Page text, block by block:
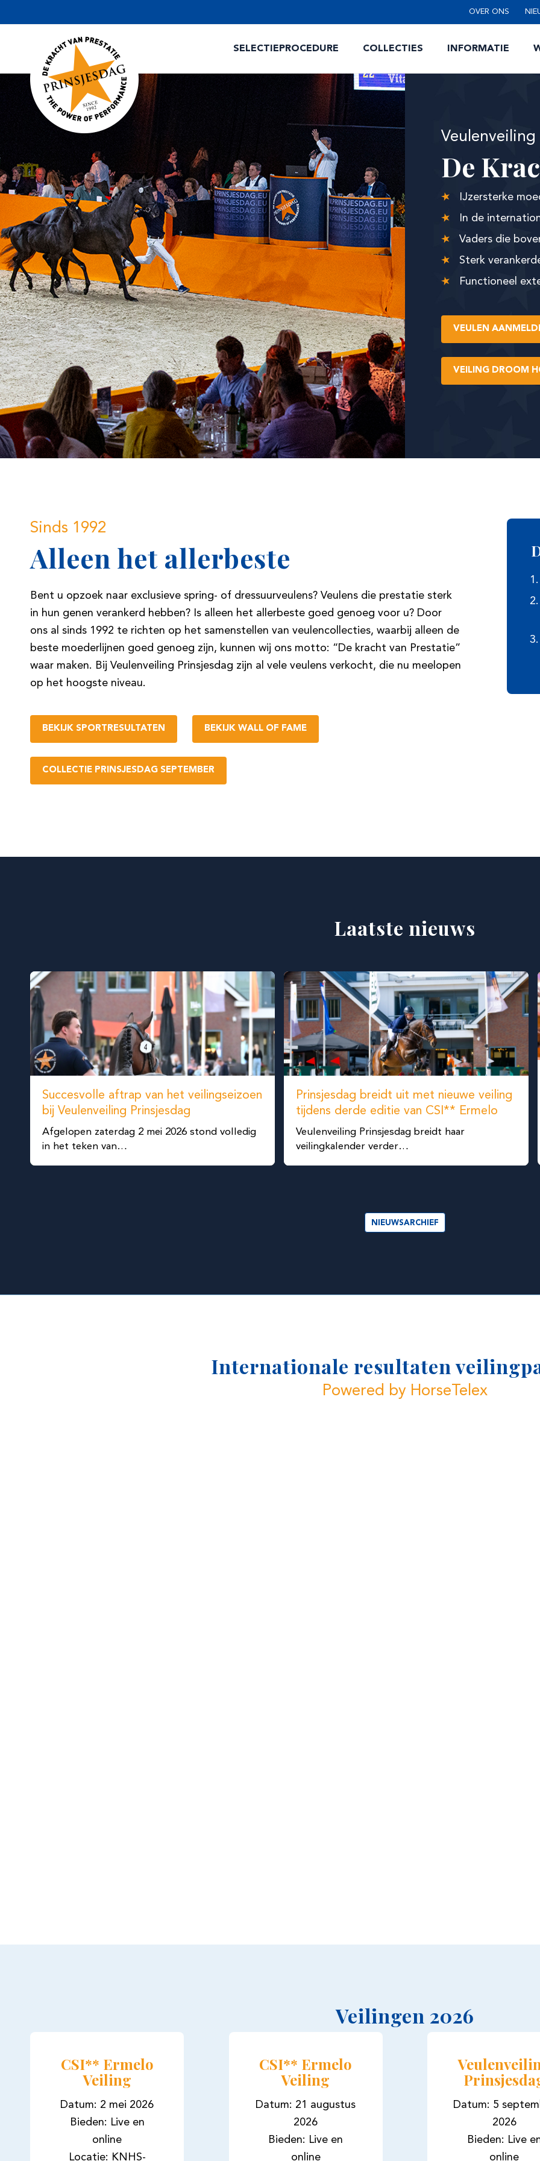
OVER ONS
SELECTIEPROCEDURE COLLECTIES INFORMATIE
Veulenveiling
De
IJzersterke
In de
Vaders die
Sterk
Functioneel
VEULEN
VEILING DROOM
Sinds 1992
Alleen het allerbeste
Bent u opzoek naar exclusieve spring- of dressuurveulens? Veulens die prestatie sterk
in hun genen verankerd hebben? Is alleen het allerbeste goed genoeg voor u? Door
ons al sinds 1992 te richten op het samenstellen van veulencollecties, waarbij alleen de
beste moederlijnen goed genoeg zijn, kunnen wij ons motto: “De kracht van Prestatie”
waar maken. Bij Veulenveiling Prinsjesdag zijn al vele veulens verkocht, die nu meelopen
op het hoogste niveau.
BEKIJK SPORTRESULTATEN BEKIJK WALL OF FAME
COLLECTIE PRINSJESDAG SEPTEMBER
Laatste nieuws
Succesvolle aftrap van het veilingseizoen
bij Veulenveiling Prinsjesdag
Afgelopen zaterdag 2 mei 2026 stond volledig
in het teken van…
Prinsjesdag breidt uit met nieuwe veiling
tijdens derde editie van CSI** Ermelo
Veulenveiling Prinsjesdag breidt haar
veilingkalender verder…
NIEUWSARCHIEF
Internationale resultaten
Powered by HorseTelex
Veilingen 2026
CSI** Ermelo
Veiling
Datum: 2 mei 2026
Bieden: Live en
online
Locatie: KNHS-
CSI** Ermelo
Veiling
Datum: 21 augustus
2026
Bieden: Live en
online
Datum: 5
2026
Bieden: Live
online